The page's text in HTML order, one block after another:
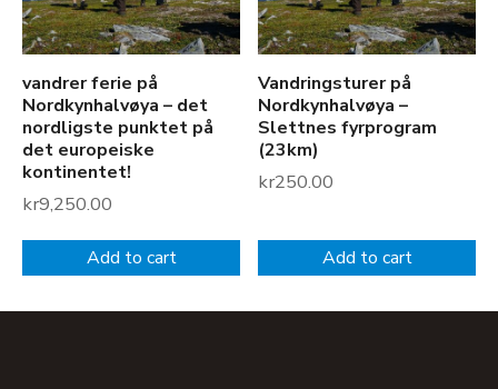
vandrer ferie på
Nordkynhalvøya – det
nordligste punktet på
det europeiske
kontinentet!
kr9,250.00
Add to cart
Vandringsturer på
Nordkynhalvøya –
Slettnes fyrprogram
(23km)
kr250.00
Add to cart